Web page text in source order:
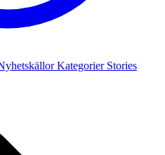
Kategorier Stories